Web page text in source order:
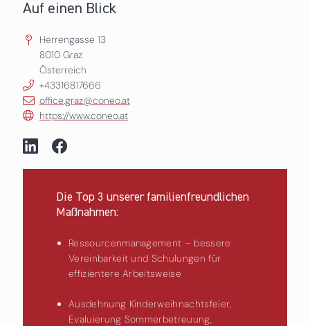
Auf einen Blick
Herrengasse 13
8010 Graz
Österreich
+43316817666
office.graz@coneo.at
https://www.coneo.at
Die Top 3 unserer familienfreundlichen
Maßnahmen:
Ressourcenmanagement – bessere
Vereinbarkeit und Schulungen für
effizientere Arbeitsweise
Ausdehnung Kinderweihnachtsfeier,
Evaluierung Sommerbetreuung,